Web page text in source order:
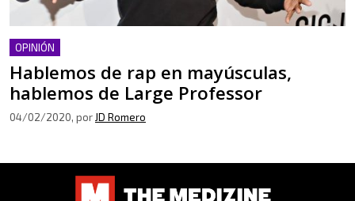
OPINIÓN
Hablemos de rap en mayúsculas,
hablemos de Large Professor
04/02/2020, por JD Romero